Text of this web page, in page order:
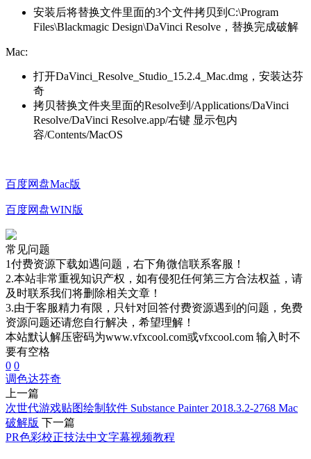
安装后将替换文件里面的3个文件拷贝到C:\Program
Files\Blackmagic Design\DaVinci Resolve，替换完成破解
Mac:
打开DaVinci_Resolve_Studio_15.2.4_Mac.dmg，安装达芬
奇
拷贝替换文件夹里面的Resolve到/Applications/DaVinci
Resolve/DaVinci Resolve.app/右键 显示包内
容/Contents/MacOS
百度网盘Mac版
百度网盘WIN版
常见问题
1付费资源下载如遇问题，右下角微信联系客服！
2.本站非常重视知识产权，如有侵犯任何第三方合法权益，请
及时联系我们将删除相关文章！
3.由于客服精力有限，只针对回答付费资源遇到的问题，免费
资源问题还请您自行解决，希望理解！
本站默认解压密码为www.vfxcool.com或vfxcool.com 输入时不
要有空格
0 0
调色达芬奇
上一篇
次世代游戏贴图绘制软件 Substance Painter 2018.3.2-2768 Mac
破解版 下一篇
PR色彩校正技法中文字幕视频教程